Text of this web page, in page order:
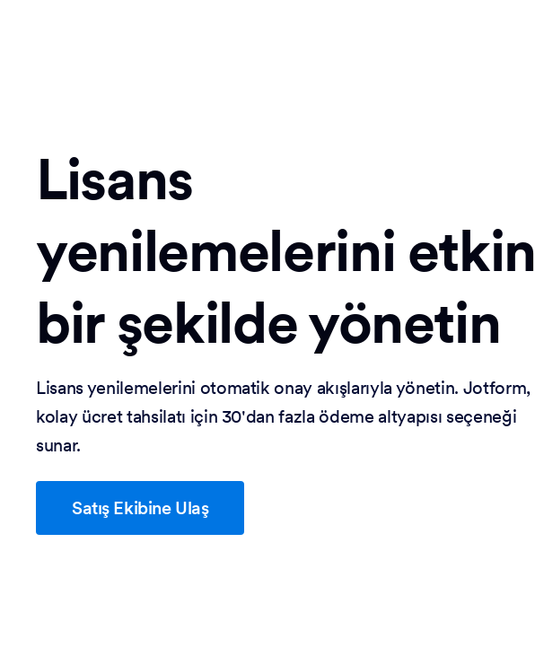
Lisans
yenilemelerini etkin
bir şekilde yönetin
Lisans yenilemelerini otomatik onay akışlarıyla yönetin. Jotform,
kolay ücret tahsilatı için 30'dan fazla ödeme altyapısı seçeneği
sunar.
Satış Ekibine Ulaş